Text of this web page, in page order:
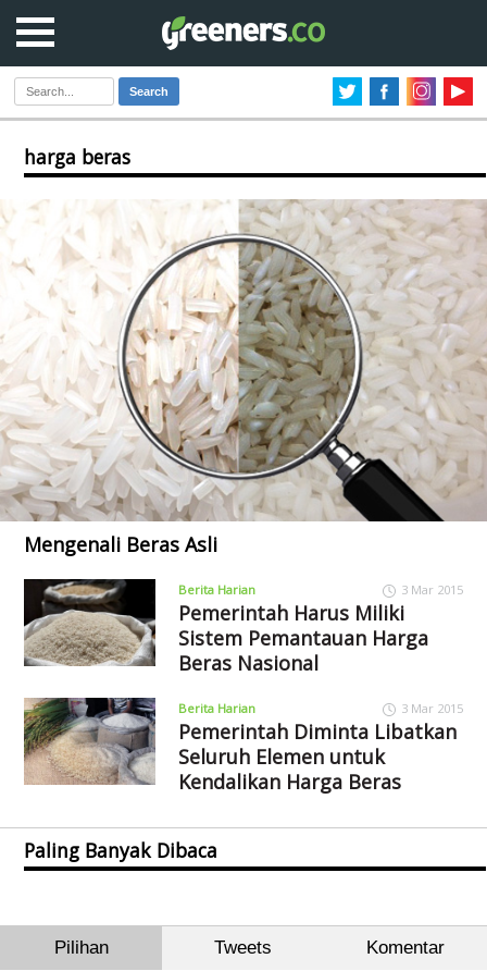
Search
harga beras
Mengenali Beras Asli
Berita Harian 3 Mar 2015
Pemerintah Harus Miliki
Sistem Pemantauan Harga
Beras Nasional
Berita Harian 3 Mar 2015
Pemerintah Diminta Libatkan
Seluruh Elemen untuk
Kendalikan Harga Beras
Paling Banyak Dibaca
Pilihan Tweets Komentar